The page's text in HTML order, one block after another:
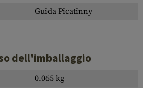
Guida Picatinny
dell'imballaggio
0.065 kg